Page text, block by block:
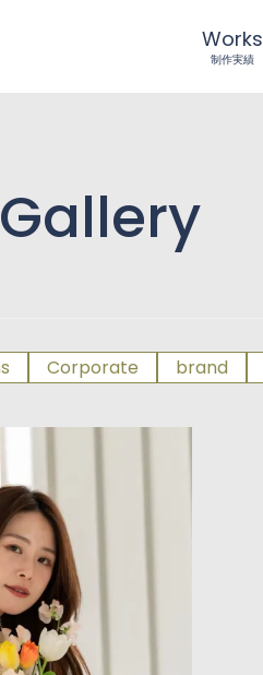
Corporate brand
Works
制作実績